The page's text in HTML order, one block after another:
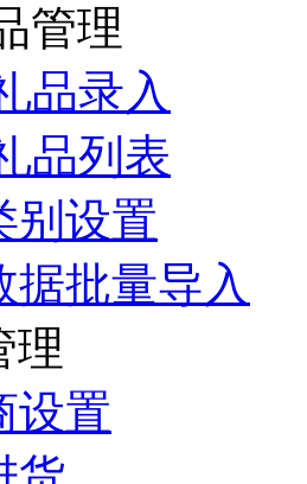
管理
品录入
品列表
别设置
据批量导入
理
设置